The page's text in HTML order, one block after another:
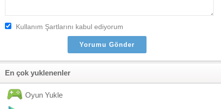
Kullanım Şartlarını kabul ediyorum
En çok yuklenenler
Oyun Yukle